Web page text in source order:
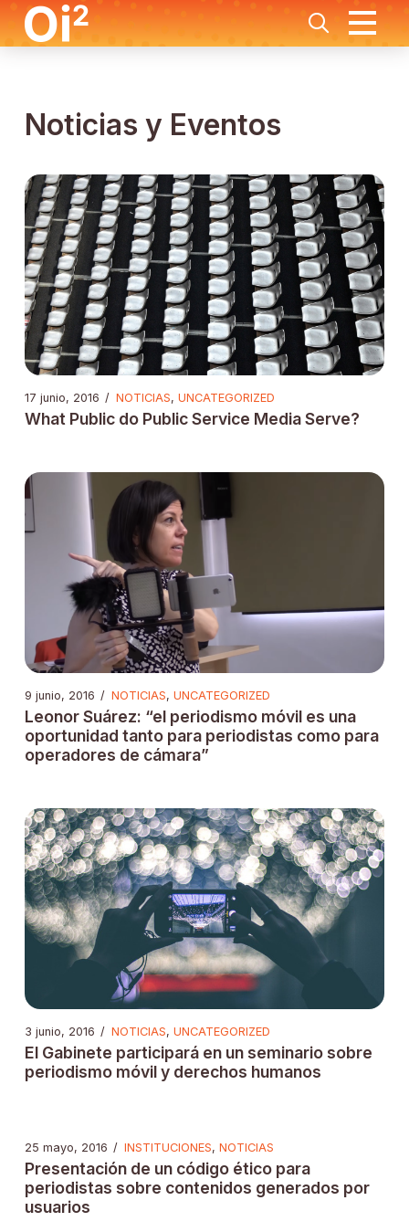
Noticias y Eventos
17 junio, 2016 / NOTICIAS, UNCATEGORIZED
What Public do Public Service Media Serve?
9 junio, 2016 / NOTICIAS, UNCATEGORIZED
Leonor Suárez: “el periodismo móvil es una
oportunidad tanto para periodistas como para
operadores de cámara”
3 junio, 2016 / NOTICIAS, UNCATEGORIZED
El Gabinete participará en un seminario sobre
periodismo móvil y derechos humanos
25 mayo, 2016 / INSTITUCIONES, NOTICIAS
Presentación de un código ético para
periodistas sobre contenidos generados por
usuarios